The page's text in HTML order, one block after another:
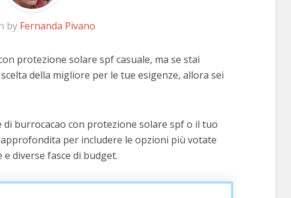
by Fernanda Pivano
protezione solare spf casuale, ma se stai
della migliore per le tue esigenze, allora sei
burrocacao con protezione solare spf o il tuo
per includere le opzioni più votate
diverse fasce di budget.